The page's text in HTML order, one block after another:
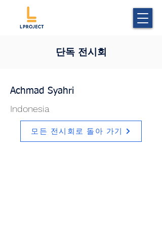
단독 전시회
Achmad Syahri
Indonesia
모든 전시회로 돌아 가기